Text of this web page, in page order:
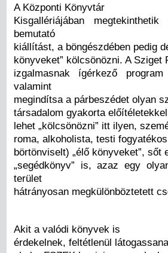
A Központi Könyvtár
Kisgallériájában
bemutató
kiállítást, a böngészdében pedig
könyveket” kölcsönözni. A
izgalmasnak ígérkező
valamint
megindítsa a párbeszédet olyan
társadalom gyakorta
lehet „kölcsönözni” itt ilyen,
roma, alkoholista, testi
börtönviselt) „élő könyveket”,
„segédkönyv” is, azaz egy
terület
hátrányosan megkülönböztetett
Akit a valódi könyvek is
érdekelnek, feltétlenül